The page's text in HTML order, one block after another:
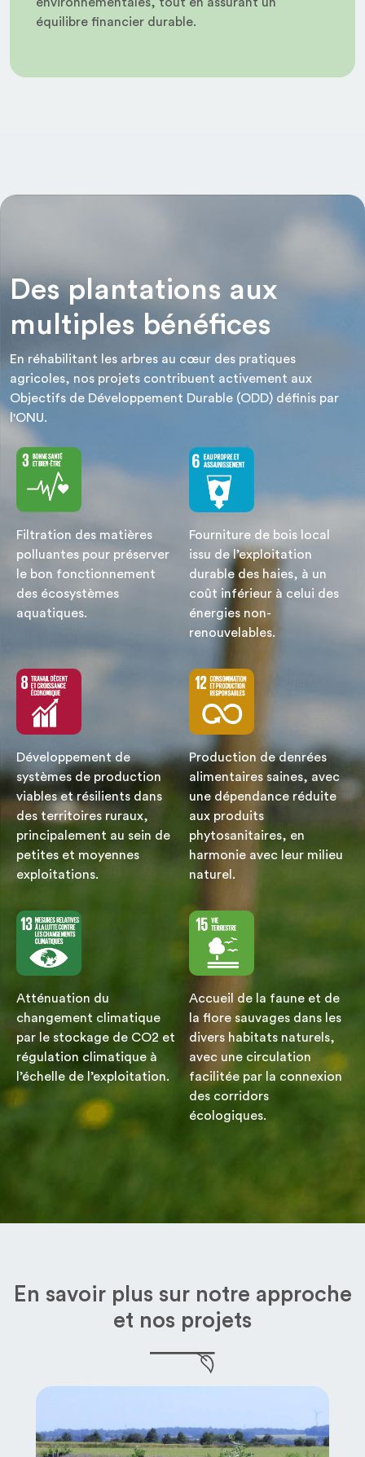
équilibre financier durable.
Des plantations aux
multiples bénéfices
En réhabilitant les arbres au cœur des pratiques
agricoles, nos projets contribuent activement aux
Objectifs de Développement Durable (ODD) définis par
l'ONU.
Filtration des matières
polluantes pour préserver
le bon fonctionnement
des écosystèmes
aquatiques.
Fourniture de bois local
issu de l’exploitation
durable des haies, à un
coût inférieur à celui des
énergies non-
renouvelables.
Développement de
systèmes de production
viables et résilients dans
des territoires ruraux,
principalement au sein de
petites et moyennes
exploitations.
Production de denrées
alimentaires saines, avec
une dépendance réduite
aux produits
phytosanitaires, en
harmonie avec leur milieu
naturel.
Atténuation du
changement climatique
par le stockage de CO2 et
régulation climatique à
l’échelle de l’exploitation.
Accueil de la faune et de
la flore sauvages dans les
divers habitats naturels,
avec une circulation
facilitée par la connexion
des corridors
écologiques.
En savoir plus sur notre approche
et nos projets